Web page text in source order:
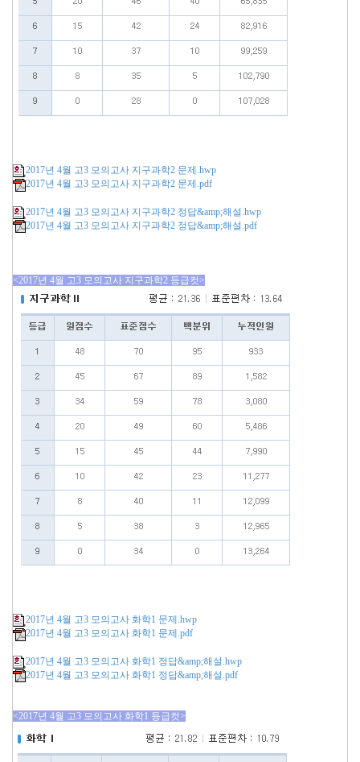
2017년 4월 고3 모의고사 지구과학2 문제.hwp
2017년 4월 고3 모의고사 지구과학2 문제.pdf
2017년 4월 고3 모의고사 지구과학2 정답&amp;해설.hwp
2017년 4월 고3 모의고사 지구과학2 정답&amp;해설.pdf
<2017년 4월 고3 모의고사 지구과학2 등급컷>
2017년 4월 고3 모의고사 화학1 문제.hwp
2017년 4월 고3 모의고사 화학1 문제.pdf
2017년 4월 고3 모의고사 화학1 정답&amp;해설.hwp
2017년 4월 고3 모의고사 화학1 정답&amp;해설.pdf
<2017년 4월 고3 모의고사 화학1 등급컷>